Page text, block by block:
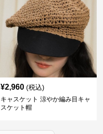
¥2,960 (税込)
キャスケット 涼やか編み目キャ
スケット帽